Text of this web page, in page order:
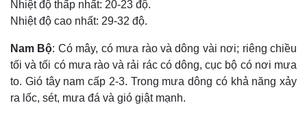
Nhiệt độ thấp nhất: 20-23 độ.
Nhiệt độ cao nhất: 29-32 độ.
Nam Bộ: Có mây, có mưa rào và dông vài nơi; riêng chiều
tối và tối có mưa rào và rải rác có dông, cục bộ có nơi mưa
to. Gió tây nam cấp 2-3. Trong mưa dông có khả năng xảy
ra lốc, sét, mưa đá và gió giật mạnh.